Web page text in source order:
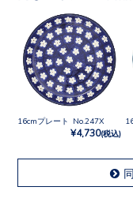
16cmプレート No.247X
¥4,730(税込)